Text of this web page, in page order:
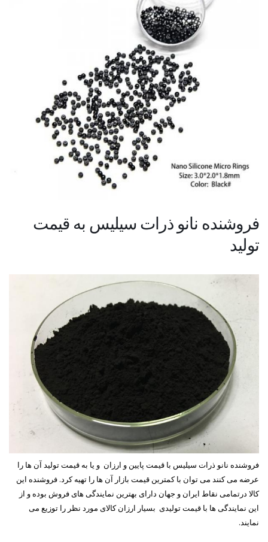
فروشنده نانو ذرات سیلیس به قیمت
تولید
فروشنده نانو ذرات سیلیس با قیمت پایین و ارزان و یا به قیمت تولید آن ها را
عرضه می کنند می توان با کمترین قیمت بازار آن ها را تهیه کرد. فروشنده این
کالا درتمامی نقاط ایران و جهان دارای بهترین نمایندگی های فروش بوده و از
این نمایندگی ها با قیمت تولیدی بسیار ارزان کالای مورد نظر را توزیع می
نمایند.